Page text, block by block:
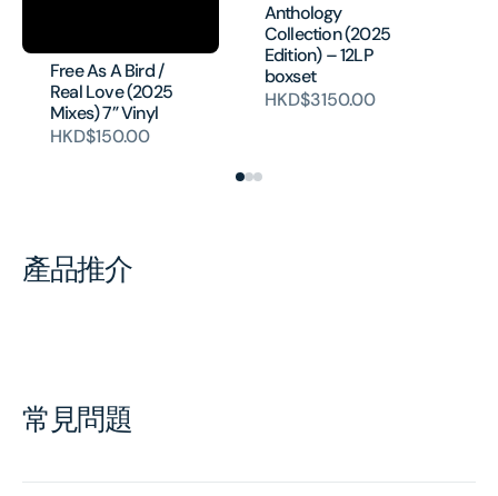
Free As A Bird /
Real Love (2025
Mixes) 7” Vinyl
HKD$150.00
Anthology
Collection (2025
Edition) – 12LP
boxset
HKD$3150.00
產品推介
常見問題